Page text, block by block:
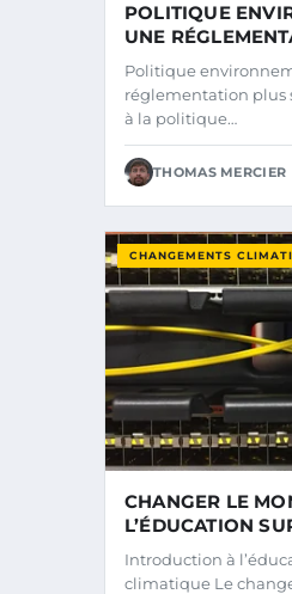
POLITIQUE
UNE
EFFICACE
Politique
réglementation plus
à la politique…
THOMAS MERCIER
CHANGEMENTS
CHANGER LE
L’ÉDUCATION
CLIMATIQUE
Introduction à
climatique Le